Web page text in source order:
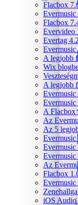
Flacbox
Evermusic
Flacbox
Evervideo
Evertag
Evermusic
A legjobb
Wix
A legjobb
Evermusic
A Flacbox
Az
Az 5
Evermusic
Evermusic
Evermusic
Az
Flacbox
Evermusic
iOS Audio